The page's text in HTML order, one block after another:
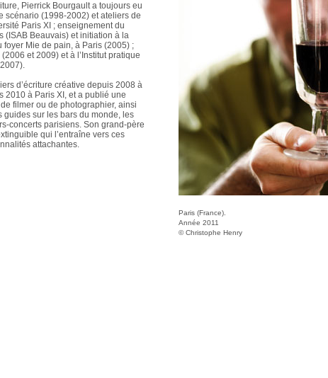
Paris (France).
Année 2011
© Christophe Henry
Pierrick Bourgault a toujours eu
scénario (1998-2002) et ateliers de
Paris XI ; enseignement du
(ISAB Beauvais) et initiation à la
foyer Mie de pain, à Paris (2005) ;
et 2009) et à l’Institut pratique
d’écriture créative depuis 2008 à
2010 à Paris XI, et a publié une
filmer ou de photographier, ainsi
guides sur les bars du monde, les
concerts parisiens. Son grand-père
qui l’entraîne vers ces
attachantes.